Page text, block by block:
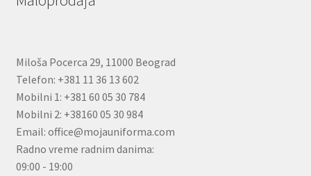
Miloša Pocerca 29, 11000 Beograd
Telefon: +381 11 36 13 602
Mobilni 1: +381 60 05 30 784
Mobilni 2: +38160 05 30 984
Email: office@mojauniforma.com
Radno vreme radnim danima:
09:00 - 19:00